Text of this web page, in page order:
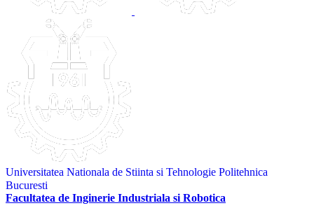
Universitatea Nationala de Stiinta si Tehnologie Politehnica
Bucuresti
Facultatea de Inginerie Industriala si Robotica